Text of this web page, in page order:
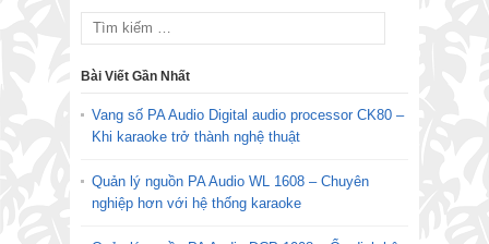
Bài Viết Gần Nhất
Vang số PA Audio Digital audio processor CK80 –
Khi karaoke trở thành nghệ thuật
Quản lý nguồn PA Audio WL 1608 – Chuyên
nghiệp hơn với hệ thống karaoke